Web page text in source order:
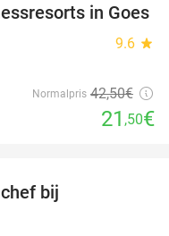
49%
in Goes
9.6 star
Normalpris 42,50€
21 ,50€
bij